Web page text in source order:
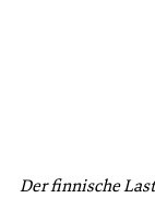
Der finnische